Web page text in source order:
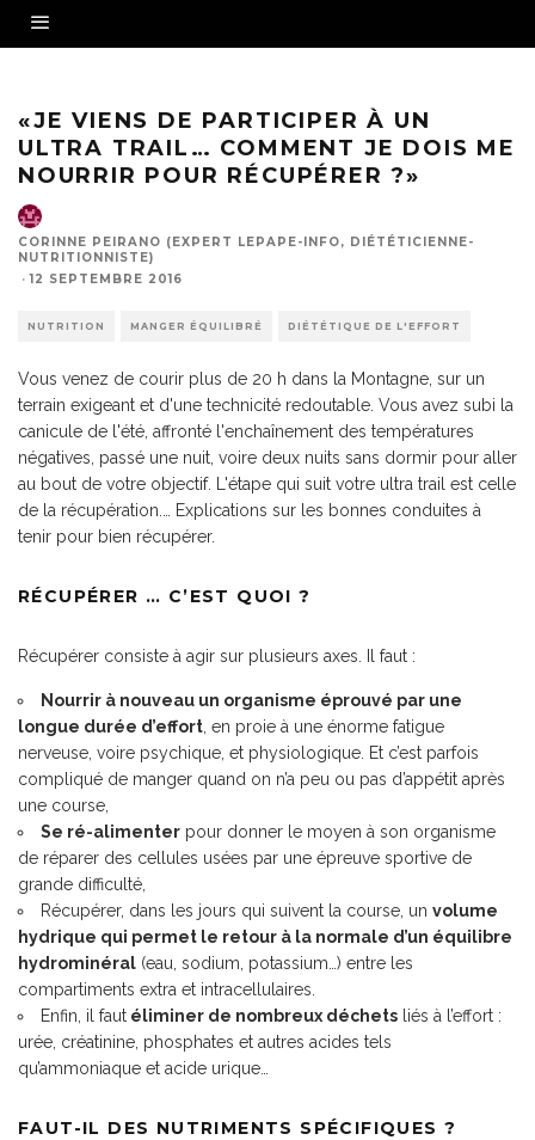
«JE VIENS DE PARTICIPER À UN
ULTRA TRAIL… COMMENT JE DOIS ME
NOURRIR POUR RÉCUPÉRER ?»
CORINNE PEIRANO (EXPERT LEPAPE-INFO, DIÉTÉTICIENNE-
NUTRITIONNISTE)
· 12 SEPTEMBRE 2016
NUTRITION MANGER ÉQUILIBRÉ DIÉTÉTIQUE DE L'EFFORT
Vous venez de courir plus de 20 h dans la Montagne, sur un
terrain exigeant et d'une technicité redoutable. Vous avez subi la
canicule de l'été, affronté l'enchaînement des températures
négatives, passé une nuit, voire deux nuits sans dormir pour aller
au bout de votre objectif. L'étape qui suit votre ultra trail est celle
de la récupération.… Explications sur les bonnes conduites à
tenir pour bien récupérer.
RÉCUPÉRER … C’EST QUOI ?
Récupérer consiste à agir sur plusieurs axes. Il faut :
Nourrir à nouveau un organisme éprouvé par une
longue durée d’effort , en proie à une énorme fatigue
nerveuse, voire psychique, et physiologique. Et c’est parfois
compliqué de manger quand on n’a peu ou pas d’appétit après
une course,
Se ré-alimenter pour donner le moyen à son organisme
de réparer des cellules usées par une épreuve sportive de
grande difficulté,
Récupérer, dans les jours qui suivent la course, un volume
hydrique qui permet le retour à la normale d’un équilibre
hydrominéral (eau, sodium, potassium…) entre les
compartiments extra et intracellulaires.
Enfin, il faut éliminer de nombreux déchets liés à l’effort :
urée, créatinine, phosphates et autres acides tels
qu’ammoniaque et acide urique…
FAUT-IL DES NUTRIMENTS SPÉCIFIQUES ?